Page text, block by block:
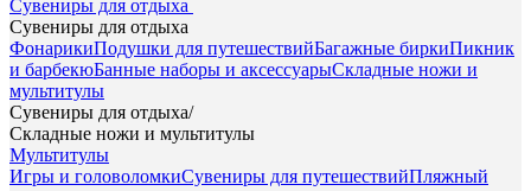
Сувениры для отдыха
Сувениры для отдыха
ФонарикиПодушки для путешествийБагажные биркиПикник
и барбекюБанные наборы и аксессуарыСкладные ножи и
мультитулы
Сувениры для отдыха/
Складные ножи и мультитулы
Мультитулы
Игры и головоломкиСувениры для путешествийПляжный